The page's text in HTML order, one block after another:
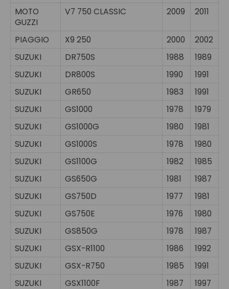
MOTO
GUZZI
V7 750 CLASSIC 2009 2011
PIAGGIO X9 250 2000
2002
SUZUKI
DR750S 1988
1989
SUZUKI
DR800S 1990
1991
SUZUKI
GR650 1983
1991
SUZUKI
GS1000 1978
1979
SUZUKI
GS1000G 1980
1981
SUZUKI
GS1000S 1978
1980
SUZUKI
GS1100G 1982
1985
SUZUKI
GS650G 1981
1987
SUZUKI
GS750D 1977
1981
SUZUKI
GS750E 1976
1980
SUZUKI
GS850G 1978
1987
SUZUKI
GSX-R1100 1986
1992
SUZUKI
GSX-R750 1985
1991
SUZUKI
GSX1100F 1987
1997